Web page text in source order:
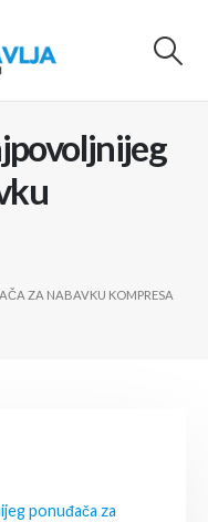
ZA NABAVKU KOMPRESA
ponuđača za